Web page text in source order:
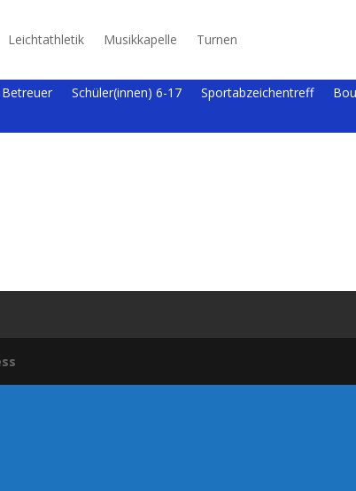
Leichtathletik Musikkapelle Turnen
Schüler(innen) 6-17 Sportabzeichentreff